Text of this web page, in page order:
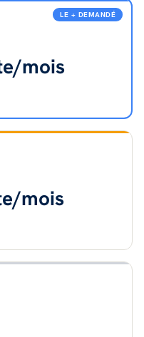
LE + DEMANDÉ
mois
mois